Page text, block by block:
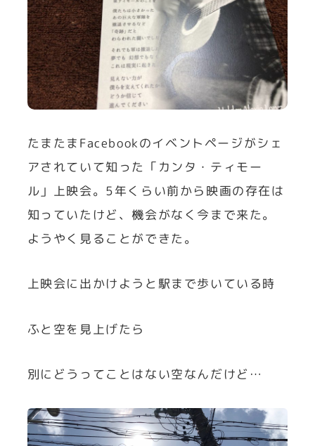
たまたまFacebookのイベントページがシェ
アされていて知った「カンタ・ティモー
ル」上映会。5年くらい前から映画の存在は
知っていたけど、機会がなく今まで来た。
ようやく見ることができた。
上映会に出かけようと駅まで歩いている時
ふと空を見上げたら
別にどうってことはない空なんだけど…